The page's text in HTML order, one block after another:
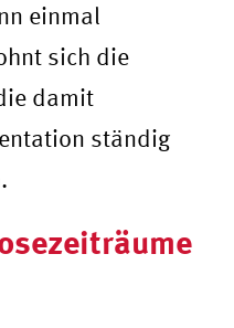
einmal
sich die
damit
ständig